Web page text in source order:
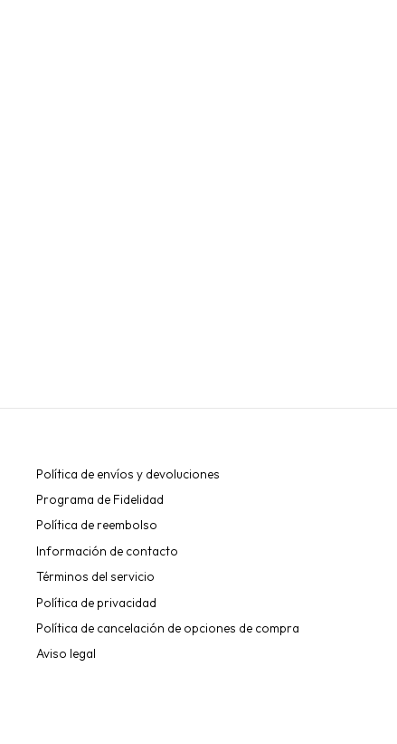
Política de envíos y devoluciones
Programa de Fidelidad
Política de reembolso
Información de contacto
Términos del servicio
Política de privacidad
Política de cancelación de opciones de compra
Aviso legal